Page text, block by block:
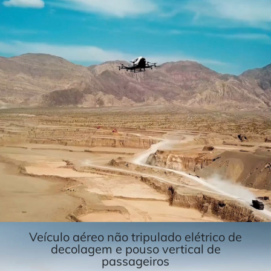
Veículo aéreo não tripulado elétrico de
decolagem e pouso vertical de
passageiros